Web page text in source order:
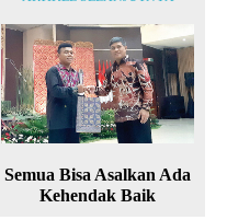
Semua Bisa Asalkan Ada
Kehendak Baik